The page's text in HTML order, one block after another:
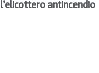
l’elicottero antincendio